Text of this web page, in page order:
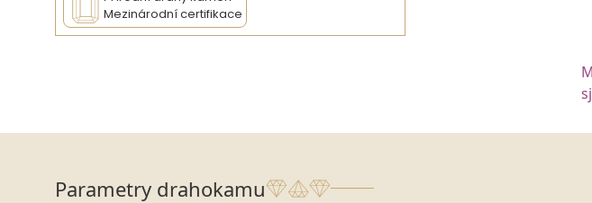
Mezinárodní certifikace
Parametry drahokamu